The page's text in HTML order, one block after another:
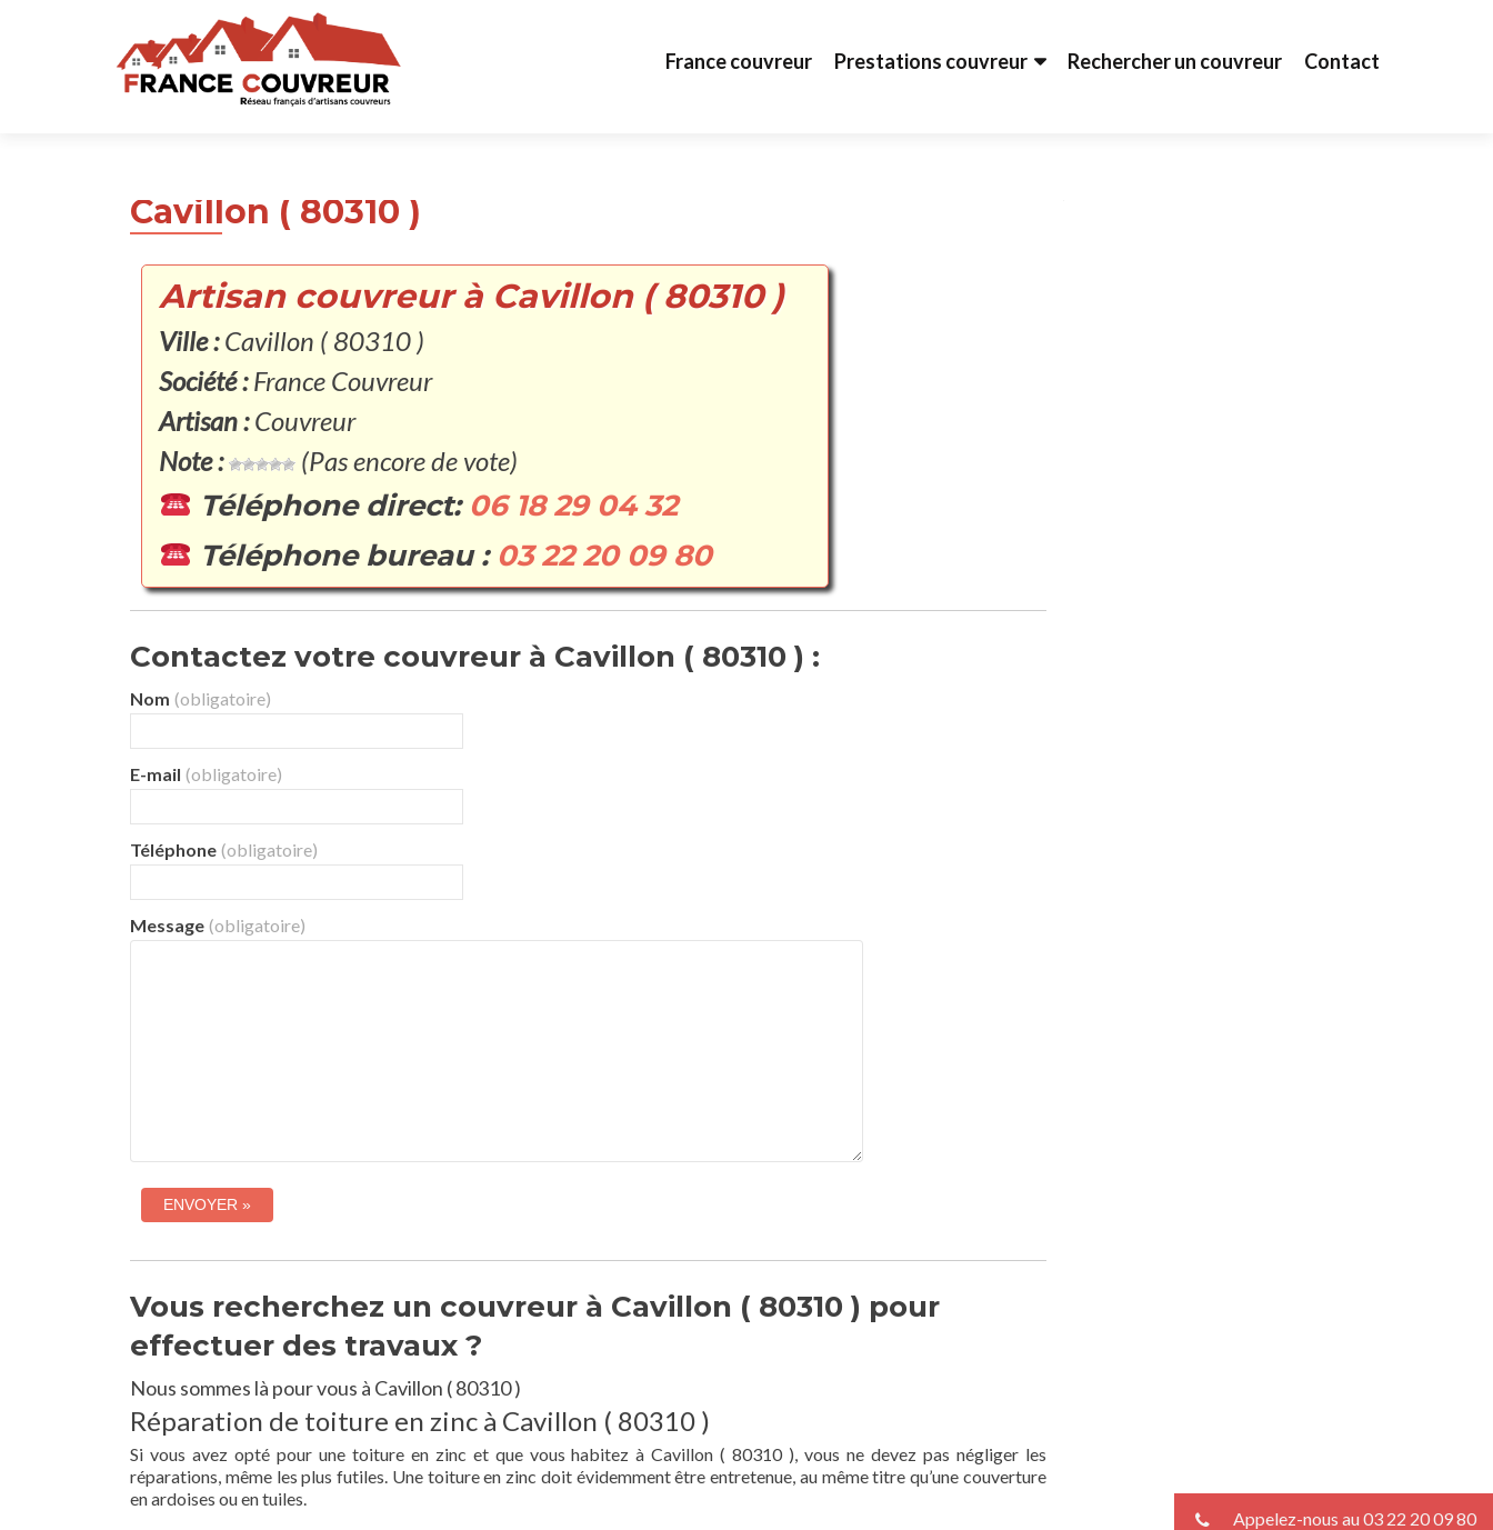
France couvreur Prestations couvreur Rechercher un couvreur Contact
Cavillon ( 80310 )
Artisan couvreur à Cavillon ( 80310 )
Ville :Cavillon ( 80310 )
Société :France Couvreur
Artisan :Couvreur
Note :
(Pas encore de vote)
Téléphone direct: 06 18 29 04 32
Téléphone bureau : 03 22 20 09 80
Contactez votre couvreur à Cavillon ( 80310 ) :
Nom (obligatoire)
E-mail (obligatoire)
Téléphone (obligatoire)
Message (obligatoire)
Vous recherchez un couvreur à Cavillon ( 80310 ) pour
effectuer des travaux ?
Nous sommes là pour vous à Cavillon ( 80310 )
Réparation de toiture en zinc à Cavillon ( 80310 )
Si vous avez opté pour une toiture en zinc et que vous habitez à Cavillon ( 80310 ), vous ne devez pas négliger les
réparations, même les plus futiles. Une toiture en zinc doit évidemment être entretenue, au même titre qu’une couverture
en ardoises ou en tuiles.
Appelez-nous au 03 22 20 09 80